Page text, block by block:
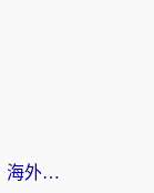
ChickCN和Unblock Youku好用吗？海外党亲测3款回国加速器，附iOS免费选择指南